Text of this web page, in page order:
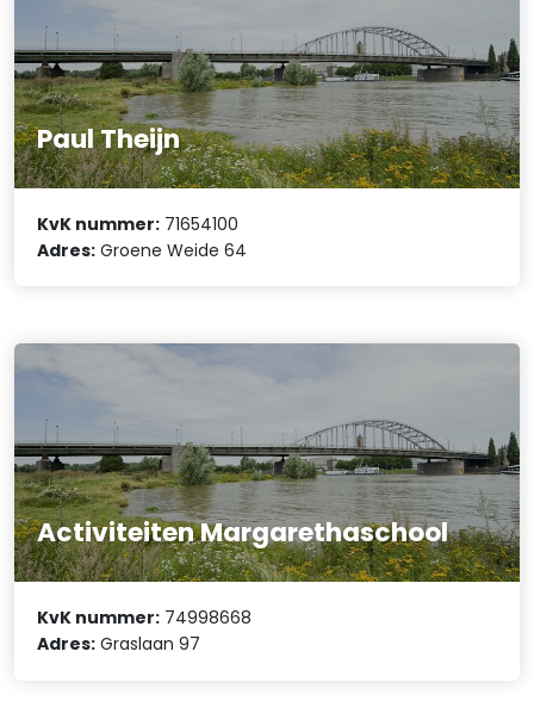
Paul Theijn
KvK nummer: 71654100
Adres: Groene Weide 64
Activiteiten Margarethaschool
KvK nummer: 74998668
Adres: Graslaan 97